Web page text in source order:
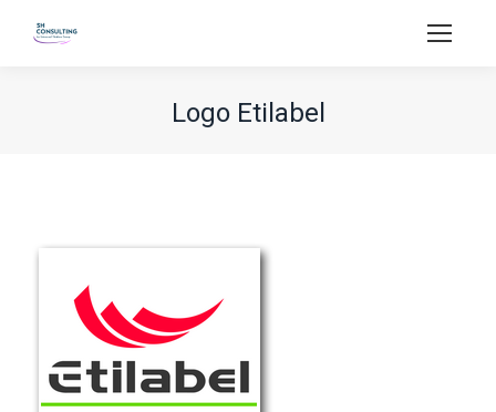
Logo Etilabel